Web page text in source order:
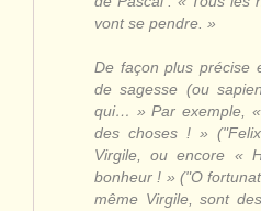
vont se pendre. »
De façon plus précise
de sagesse (ou
qui… » Par exemple,
des choses ! »
Virgile, ou encore «
bonheur ! » ("O
même Virgile, sont